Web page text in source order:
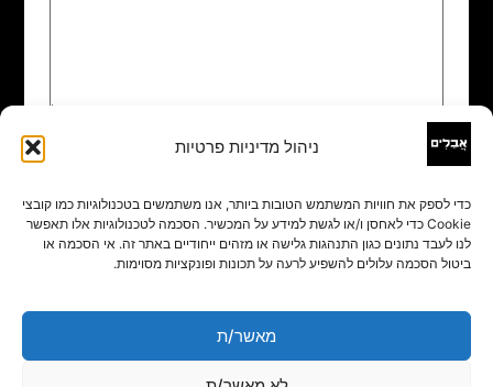
ניהול מדיניות פרטיות
כדי לספק את חוויות המשתמש הטובות ביותר, אנו משתמשים בטכנולוגיות כמו קובצי
Cookie כדי לאחסן ו/או לגשת למידע על המכשיר. הסכמה לטכנולוגיות אלו תאפשר
לנו לעבד נתונים כגון התנהגות גלישה או מזהים ייחודיים באתר זה. אי הסכמה או
ביטול הסכמה עלולים להשפיע לרעה על תכונות ופונקציות מסוימות.
מאשר/ת
שם
אימייל*